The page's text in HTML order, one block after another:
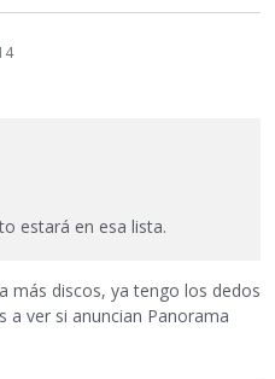
estará en esa lista.
más discos, ya tengo los dedos
a ver si anuncian Panorama